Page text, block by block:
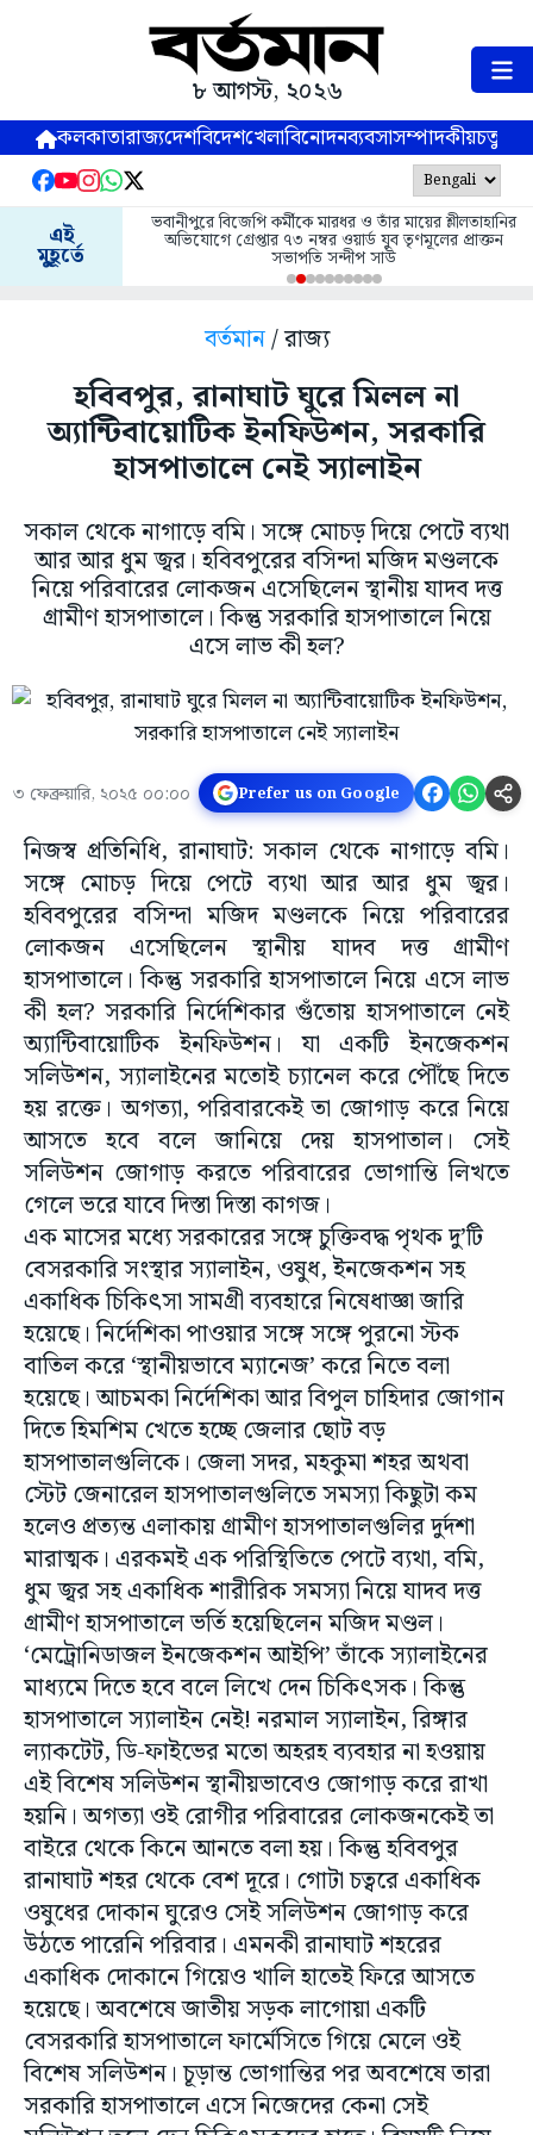
৮ আগস্ট, ২০২৬
কলকাতারাজ্যদেশবিদেশখেলাবিনোদনব্যবসাসম্পাদকীয়
এই
মুহূর্তে
ভবানীপুরে বিজেপি কর্মীকে মারধর ও তাঁর মায়ের শ্লীলতাহানির
অভিযোগে গ্রেপ্তার ৭৩ নম্বর ওয়ার্ড যুব তৃণমূলের প্রাক্তন
সভাপতি সন্দীপ সাউ
বর্তমান/ রাজ্য
হবিবপুর, রানাঘাট ঘুরে মিলল না
অ্যান্টিবায়োটিক ইনফিউশন, সরকারি
হাসপাতালে নেই স্যালাইন
সকাল থেকে নাগাড়ে বমি। সঙ্গে মোচড় দিয়ে পেটে ব্যথা
আর আর ধুম জ্বর। হবিবপুরের বসিন্দা মজিদ মণ্ডলকে
নিয়ে পরিবারের লোকজন এসেছিলেন স্থানীয় যাদব দত্ত
গ্রামীণ হাসপাতালে। কিন্তু সরকারি হাসপাতালে নিয়ে
এসে লাভ কী হল?
৩ ফেব্রুয়ারি, ২০২৫ ০০:০০ Prefer us on Google
নিজস্ব প্রতিনিধি, রানাঘাট: সকাল থেকে নাগাড়ে বমি।
সঙ্গে মোচড় দিয়ে পেটে ব্যথা আর আর ধুম জ্বর।
হবিবপুরের বসিন্দা মজিদ মণ্ডলকে নিয়ে পরিবারের
লোকজন এসেছিলেন স্থানীয় যাদব দত্ত গ্রামীণ
হাসপাতালে। কিন্তু সরকারি হাসপাতালে নিয়ে এসে লাভ
কী হল? সরকারি নির্দেশিকার গুঁতোয় হাসপাতালে নেই
অ্যান্টিবায়োটিক ইনফিউশন। যা একটি ইনজেকশন
সলিউশন, স্যালাইনের মতোই চ্যানেল করে পৌঁছে দিতে
হয় রক্তে। অগত্যা, পরিবারকেই তা জোগাড় করে নিয়ে
আসতে হবে বলে জানিয়ে দেয় হাসপাতাল। সেই
সলিউশন জোগাড় করতে পরিবারের ভোগান্তি লিখতে
গেলে ভরে যাবে দিস্তা দিস্তা কাগজ।
এক মাসের মধ্যে সরকারের সঙ্গে চুক্তিবদ্ধ পৃথক দু’টি
বেসরকারি সংস্থার স্যালাইন, ওষুধ, ইনজেকশন সহ
একাধিক চিকিৎসা সামগ্রী ব্যবহারে নিষেধাজ্ঞা জারি
হয়েছে। নির্দেশিকা পাওয়ার সঙ্গে সঙ্গে পুরনো স্টক
বাতিল করে ‘স্থানীয়ভাবে ম্যানেজ’ করে নিতে বলা
হয়েছে। আচমকা নির্দেশিকা আর বিপুল চাহিদার জোগান
দিতে হিমশিম খেতে হচ্ছে জেলার ছোট বড়
হাসপাতালগুলিকে। জেলা সদর, মহকুমা শহর অথবা
স্টেট জেনারেল হাসপাতালগুলিতে সমস্যা কিছুটা কম
হলেও প্রত্যন্ত এলাকায় গ্রামীণ হাসপাতালগুলির দুর্দশা
মারাত্মক। এরকমই এক পরিস্থিতিতে পেটে ব্যথা, বমি,
ধুম জ্বর সহ একাধিক শারীরিক সমস্যা নিয়ে যাদব দত্ত
গ্রামীণ হাসপাতালে ভর্তি হয়েছিলেন মজিদ মণ্ডল।
‘মেট্রোনিডাজল ইনজেকশন আইপি’ তাঁকে স্যালাইনের
মাধ্যমে দিতে হবে বলে লিখে দেন চিকিৎসক। কিন্তু
হাসপাতালে স্যালাইন নেই! নরমাল স্যালাইন, রিঙ্গার
ল্যাকটেট, ডি-ফাইভের মতো অহরহ ব্যবহার না হওয়ায়
এই বিশেষ সলিউশন স্থানীয়ভাবেও জোগাড় করে রাখা
হয়নি। অগত্যা ওই রোগীর পরিবারের লোকজনকেই তা
বাইরে থেকে কিনে আনতে বলা হয়। কিন্তু হবিবপুর
রানাঘাট শহর থেকে বেশ দূরে। গোটা চত্বরে একাধিক
ওষুধের দোকান ঘুরেও সেই সলিউশন জোগাড় করে
উঠতে পারেনি পরিবার। এমনকী রানাঘাট শহরের
একাধিক দোকানে গিয়েও খালি হাতেই ফিরে আসতে
হয়েছে। অবশেষে জাতীয় সড়ক লাগোয়া একটি
বেসরকারি হাসপাতালে ফার্মেসিতে গিয়ে মেলে ওই
বিশেষ সলিউশন। চূড়ান্ত ভোগান্তির পর অবশেষে তারা
সরকারি হাসপাতালে এসে নিজেদের কেনা সেই